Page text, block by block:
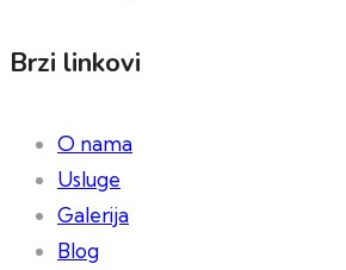
Brzi linkovi
O nama
Usluge
Galerija
Blog